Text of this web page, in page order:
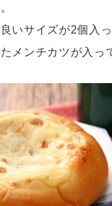
いサイズが2個入
メンチカツが入っ